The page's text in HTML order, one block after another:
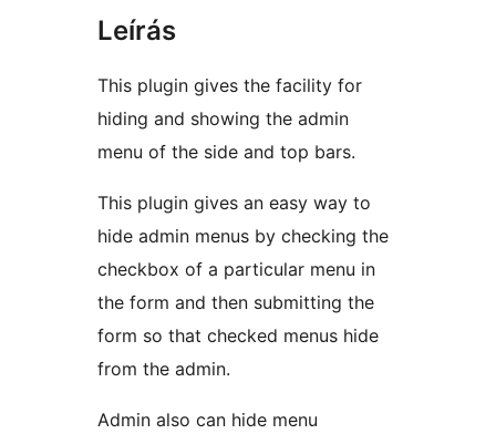
Leírás
This plugin gives the facility for
hiding and showing the admin
menu of the side and top bars.
This plugin gives an easy way to
hide admin menus by checking the
checkbox of a particular menu in
the form and then submitting the
form so that checked menus hide
from the admin.
Admin also can hide menu